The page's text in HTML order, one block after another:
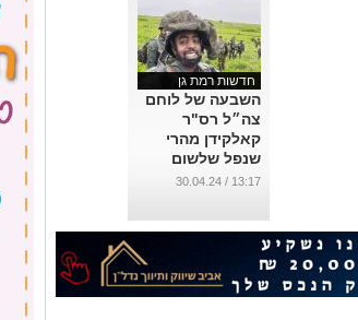
חדשות רמת גן
השבעה של לוחם
צה״ל רס"ר
קאלקידן מהרי
שנפל שלשום
בעזה תתקיים
...
13:17 / 30.04.24